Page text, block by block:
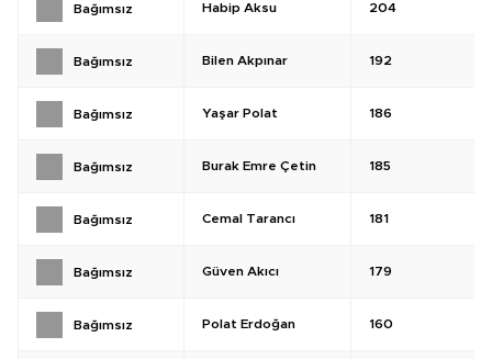
Bağımsız Habip Aksu 204
Bağımsız Bilen Akpınar 192
Bağımsız Yaşar Polat 186
Bağımsız Burak Emre Çetin 185
Bağımsız Cemal Tarancı 181
Bağımsız Güven Akıcı 179
Bağımsız Polat Erdoğan 160